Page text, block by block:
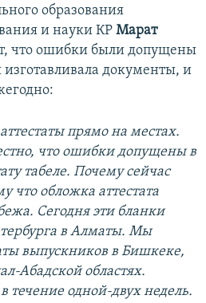
образования
и науки КР Марат
что ошибки были допущены
документы, и
прямо на местах.
что ошибки допущены в
табеле. Почему сейчас
что обложка аттестата
Сегодня эти бланки
в Алматы. Мы
выпускников в Бишкеке,
Абадской областях.
течение одной-двух недель.